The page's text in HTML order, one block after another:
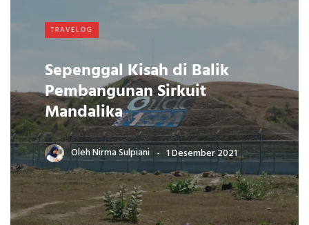
TRAVELOG
Sepenggal Kisah di Balik
Pembangunan Sirkuit
Mandalika
OlehNirma Sulpiani 1 Desember 2021